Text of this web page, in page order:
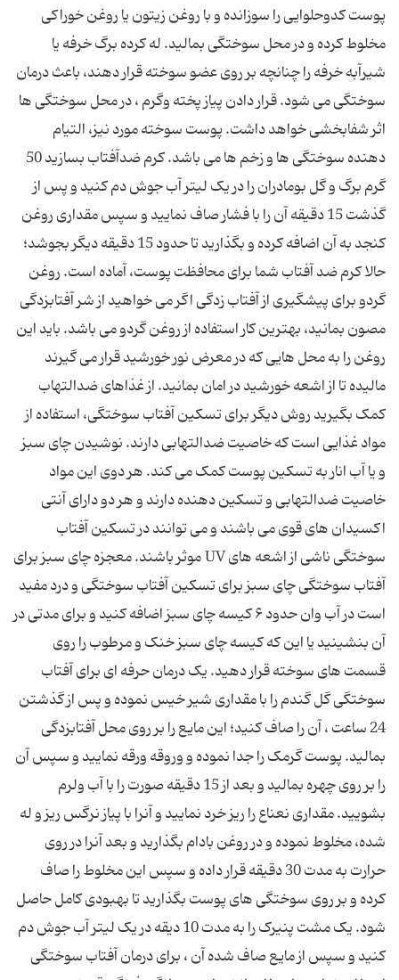
پوست کدوحلوایی را سوزانده و با روغن زیتون یا روغن خوراکی
مخلوط کرده و در محل سوختگی بمالید. له کرده برگ خرفه یا
شیرآبه خرفه را چنانچه بر روی عضو سوخته قرار دهند، باعث درمان
سوختگی می شود. قرار دادن پیاز پخته وگرم ، در محل سوختگی ها
اثر شفابخشی خواهد داشت. پوست سوخته مورد نیز، التیام
دهنده سوختگی ها و زخم ها می باشد. کرم ضدآفتاب بسازید 50
گرم برگ و گل بومادران را در یک لیتر آب جوش دم کنید و پس از
گذشت 15 دقیقه آن را با فشار صاف نمایید و سپس مقداری روغن
کنجد به آن اضافه کرده و بگذارید تا حدود 15 دقیقه دیگر بجوشد؛
حالا کرم ضد آفتاب شما برای محافظت پوست، آماده است. روغن
گردو برای پیشگیری از آفتاب زدگی اگر می خواهید از شر آفتابزدگی
مصون بمانید، بهترین کار استفاده از روغن گردو می باشد. باید این
روغن را به محل هایی که در معرض نور خورشید قرار می گیرند
مالیده تا از اشعه خورشید در امان بمانید. از غذاهای ضدالتهاب
کمک بگیرید روش دیگر برای تسکین آفتاب سوختگی، استفاده از
مواد غذایی است که خاصیت ضدالتهابی دارند. نوشیدن چای سبز
و یا آب انار به تسکین پوست کمک می کند. هر دوی این مواد
خاصیت ضدالتهابی و تسکین دهنده دارند و هر دو دارای آنتی
اکسیدان های قوی می باشند و می توانند در تسکین آفتاب
سوختگی ناشی از اشعه های UV موثر باشند. معجزه چای سبز برای
آفتاب سوختگی چای سبز برای تسکین آفتاب سوختگی و درد مفید
است در آب وان حدود ۶ کیسه چای سبز اضافه کنید و برای مدتی در
آن بنشینید یا این که کیسه چای سبز خنک و مرطوب را روی
قسمت های سوخته قرار دهید. یک درمان حرفه ای برای آفتاب
سوختگی گل گندم را با مقداری شیر خیس نموده و پس از گذشتن
24 ساعت ، آن را صاف کنید؛ این مایع را بر روی محل آفتابزدگی
بمالید. پوست گرمک را جدا نموده و وروقه ورقه نمایید و سپس آن
را بر روی چهره بمالید و بعد از 15 دقیقه صورت را با آب ولرم
بشویید. مقداری نعناع را ریز خرد نمایید و آنرا با پیاز نرگس ریز و له
شده، مخلوط نموده و در روغن بادام بگذارید و بعد آنرا در روی
حرارت به مدت 30 دقیقه قرار داده و سپس این مخلوط را صاف
کرده و بر روی سوختگی های پوست بگذارید تا بهبودی کامل حاصل
شود. یک مشت پنیرک را به مدت 10 دیقه در یک لیتر آب جوش دم
کنید و سپس از مایع صاف شده آن ، برای درمان آفتاب سوختگی